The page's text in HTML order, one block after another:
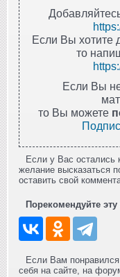
Если Вы хотите
то
Если Вы
то Вы можете
Если у Вас остались
желание высказаться
оставить свой
Порекомендуйте
Если Вам понравился
себя на сайте, на